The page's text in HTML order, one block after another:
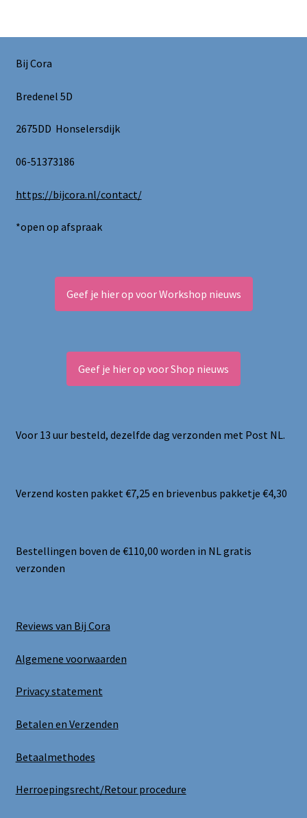
Bij Cora
Bredenel 5D
2675DD Honselersdijk
06-51373186
https://bijcora.nl/contact/
*open op afspraak
Geef je hier op voor Workshop nieuws
Geef je hier op voor Shop nieuws
Voor 13 uur besteld, dezelfde dag verzonden met Post NL.
Verzend kosten pakket €7,25 en brievenbus pakketje €4,30
Bestellingen boven de €110,00 worden in NL gratis
verzonden
Reviews van Bij Cora
Algemene voorwaarden
Privacy statement
Betalen en Verzenden
Betaalmethodes
Herroepingsrecht/Retour procedure